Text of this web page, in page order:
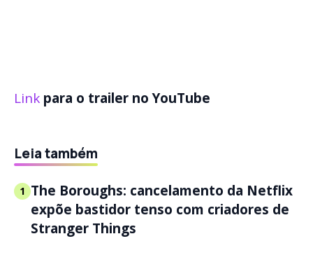
Link para o trailer no YouTube
Leia também
1 The Boroughs: cancelamento da Netflix
expõe bastidor tenso com criadores de
Stranger Things